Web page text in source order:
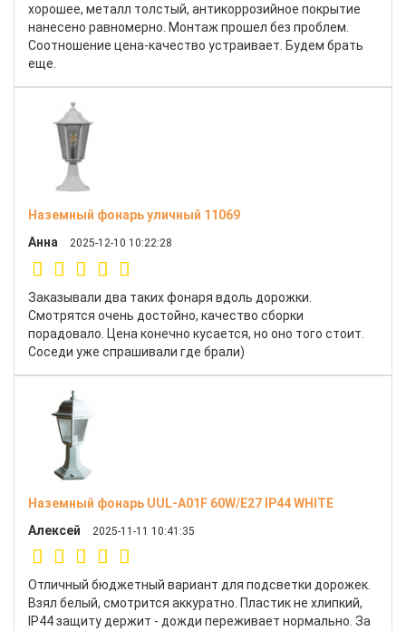
хорошее, металл толстый, антикоррозийное покрытие
нанесено равномерно. Монтаж прошел без проблем.
Соотношение цена-качество устраивает. Будем брать
еще.
Наземный фонарь уличный 11069
Анна
2025-12-10 10:22:28
Заказывали два таких фонаря вдоль дорожки.
Смотрятся очень достойно, качество сборки
порадовало. Цена конечно кусается, но оно того стоит.
Соседи уже спрашивали где брали)
Наземный фонарь UUL-A01F 60W/E27 IP44 WHITE
Алексей
2025-11-11 10:41:35
Отличный бюджетный вариант для подсветки дорожек.
Взял белый, смотрится аккуратно. Пластик не хлипкий,
IP44 защиту держит - дожди переживает нормально. За